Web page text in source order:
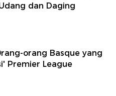
dan Daging
orang Basque yang
Premier League